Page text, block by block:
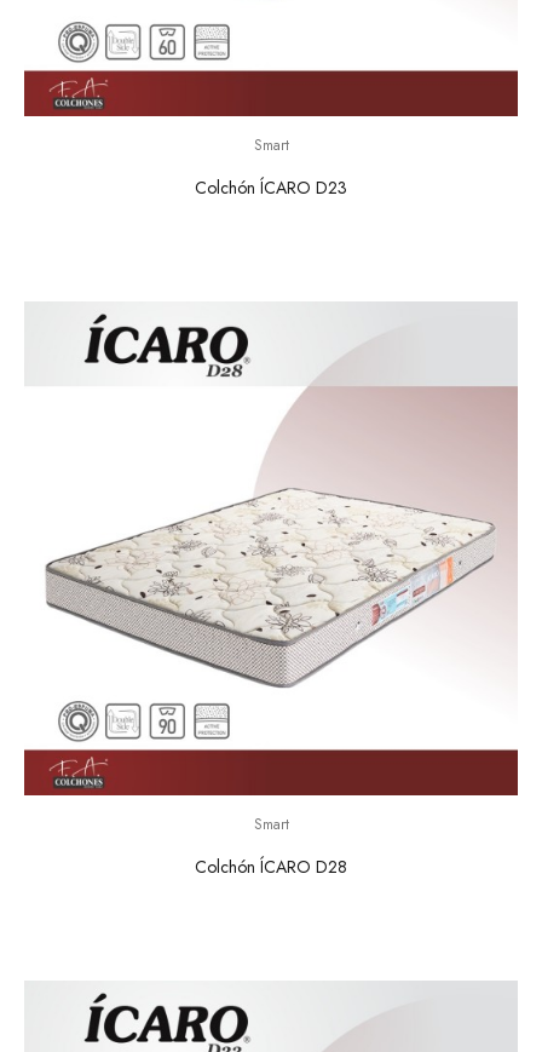
Smart
Colchón ÍCARO D23
Smart
Colchón ÍCARO D28